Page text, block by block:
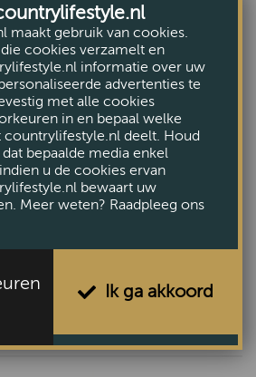
maakt gebruik van cookies.
cookies verzamelt en
informatie over uw
advertenties te
met alle cookies
in en bepaal welke
deelt. Houd
bepaalde media enkel
u de cookies ervan
bewaart uw
Meer weten? Raadpleeg ons
Ik ga akkoord